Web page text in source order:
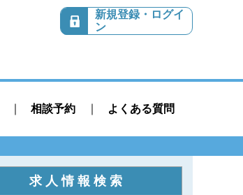
新規登録・ログイ
ン
相談予約 よくある質問
求人情報検索